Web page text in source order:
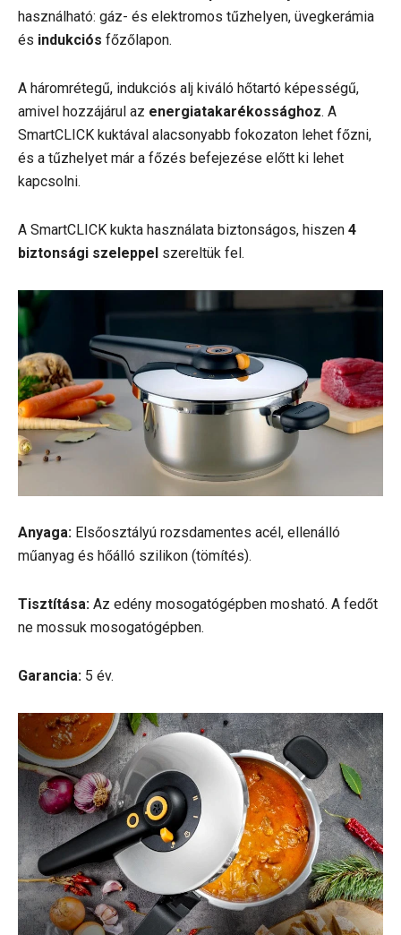
használható: gáz- és elektromos tűzhelyen, üvegkerámia
és indukciós főzőlapon.
A háromrétegű, indukciós alj kiváló hőtartó képességű,
amivel hozzájárul az energiatakarékossághoz. A
SmartCLICK kuktával alacsonyabb fokozaton lehet főzni,
és a tűzhelyet már a főzés befejezése előtt ki lehet
kapcsolni.
A SmartCLICK kukta használata biztonságos, hiszen 4
biztonsági szeleppel szereltük fel.
Anyaga: Elsőosztályú rozsdamentes acél, ellenálló
műanyag és hőálló szilikon (tömítés).
Tisztítása: Az edény mosogatógépben mosható. A fedőt
ne mossuk mosogatógépben.
Garancia: 5 év.